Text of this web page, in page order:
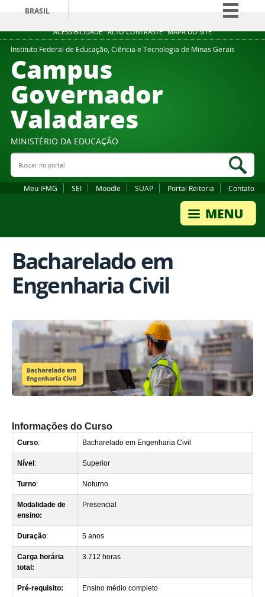
ACESSIBILIDADE ALTO CONTRASTE MAPA DO SITE
BRASIL
Simplifique!
Comunica BR
Instituto Federal de Educação, Ciência e Tecnologia de Minas Gerais
Campus
Governador
Valadares
MINISTÉRIO DA EDUCAÇÃO
Buscar no portal
Meu IFMG SEI Moodle SUAP Portal Reitoria Contato
Bacharelado em
Engenharia Civil
Informações do Curso
Curso: Bacharelado em Engenharia Civil
Nível : Superior
Turno: Noturno
Modalidade de
ensino:
Presencial
Duração: 5 anos
Carga horária
total:
3.712 horas
Pré-requisito: Ensino médio completo